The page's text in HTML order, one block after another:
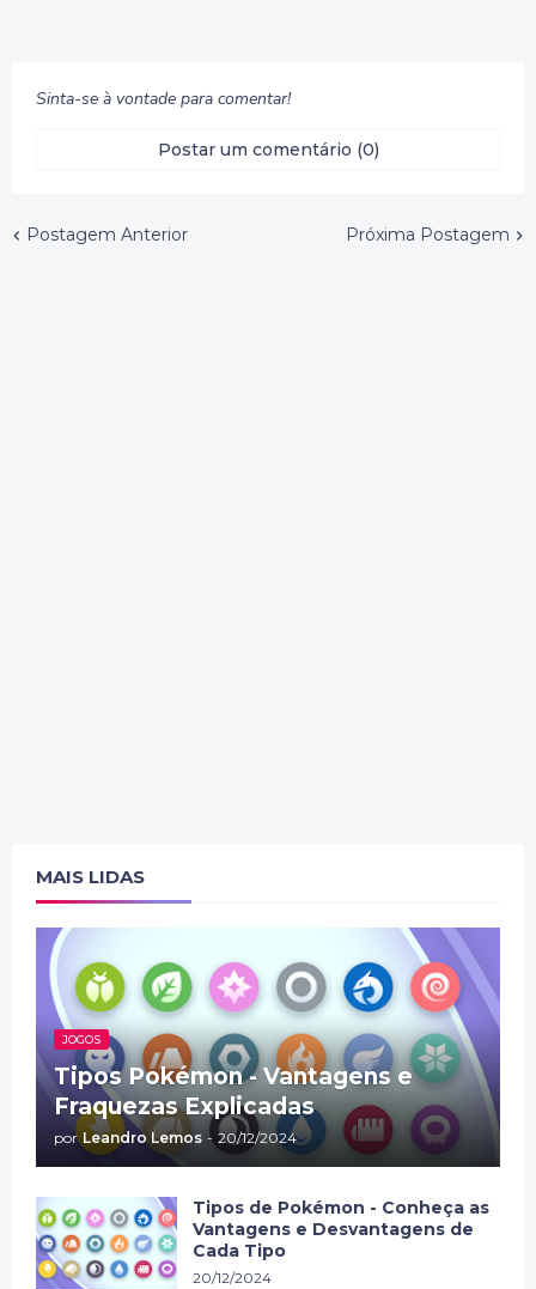
Sinta-se à vontade para comentar!
Postar um comentário (0)
Postagem Anterior Próxima Postagem
MAIS LIDAS
JOGOS
Tipos Pokémon - Vantagens e
Fraquezas Explicadas
por Leandro Lemos - 20/12/2024
Tipos de Pokémon - Conheça as
Vantagens e Desvantagens de
Cada Tipo
20/12/2024